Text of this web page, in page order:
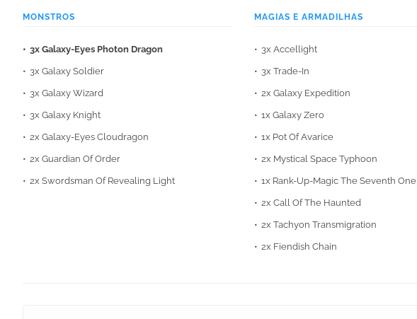
MONSTROS
3x Galaxy-Eyes Photon Dragon
3x Galaxy Soldier
3x Galaxy Wizard
3x Galaxy Knight
2x Galaxy-Eyes Cloudragon
2x Guardian Of Order
2x Swordsman Of Revealing Light
MAGIAS E ARMADILHAS
3x Accellight
3x Trade-In
2x Galaxy Expedition
1x Galaxy Zero
1x Pot Of Avarice
2x Mystical Space Typhoon
1x Rank-Up-Magic The Seventh One
2x Call Of The Haunted
2x Tachyon Transmigration
2x Fiendish Chain